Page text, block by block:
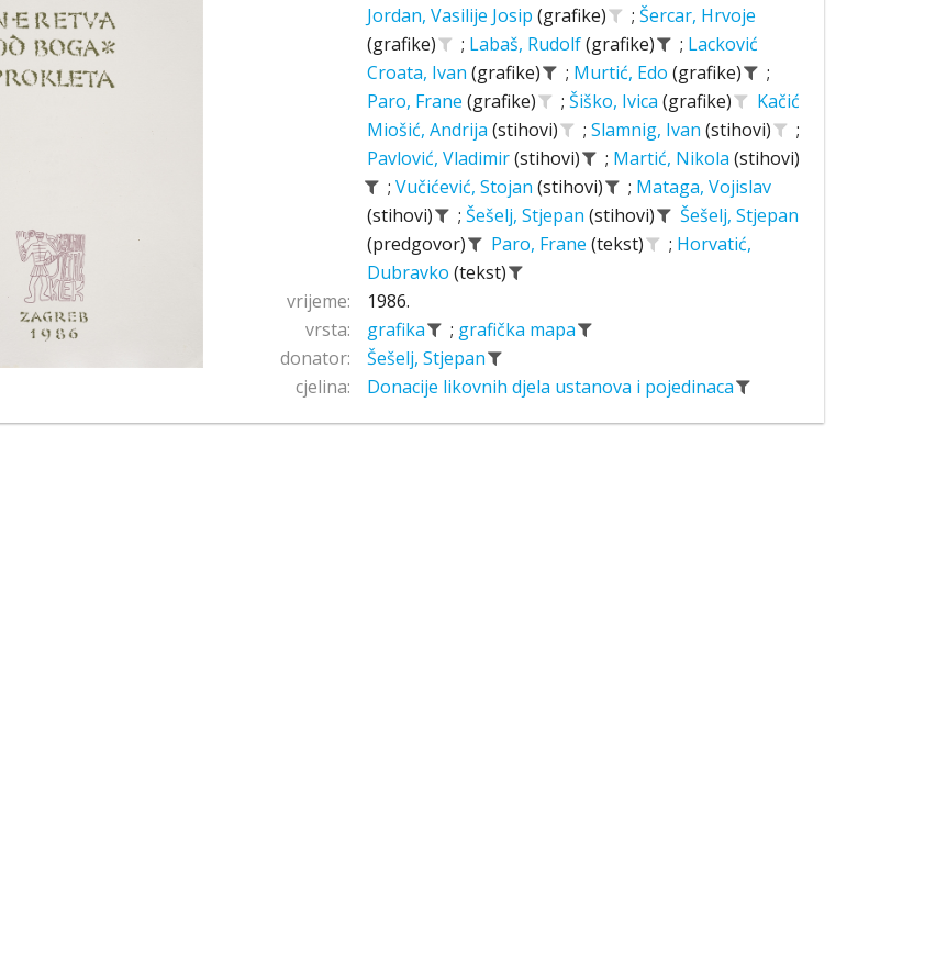
Jordan, Vasilije Josip (grafike) ; Šercar, Hrvoje
(grafike)
; Labaš, Rudolf(grafike) ; Lacković
Croata, Ivan (grafike) ; Murtić, Edo (grafike)
;
Paro, Frane (grafike) ; Šiško, Ivica (grafike)
Kačić
Miošić, Andrija (stihovi) ; Slamnig, Ivan (stihovi)
;
Pavlović, Vladimir(stihovi) ; Martić, Nikola (stihovi)
; Vučićević, Stojan (stihovi) ; Mataga, Vojislav
(stihovi)
; Šešelj, Stjepan (stihovi)
Šešelj, Stjepan
(predgovor)
Paro, Frane (tekst) ; Horvatić,
Dubravko (tekst)
vrijeme:
1986.
vrsta:
grafika ; grafička mapa
donator:
Šešelj, Stjepan
cjelina:
Donacije likovnih djela ustanova i pojedinaca